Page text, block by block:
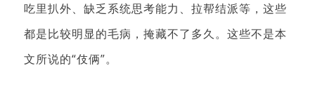
吃里扒外、缺乏系统思考能力、拉帮结派等，这些
都是比较明显的毛病，掩藏不了多久。 这些不是本
文所说的“伎俩”。